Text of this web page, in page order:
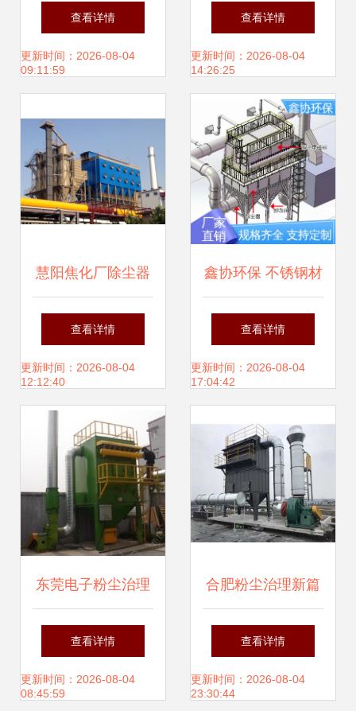
新科技攻克易燃易
爆金属粉尘治理难
查看详情
更新时间：2026-08-04
09:11:59
理 聚焦无组织排
放，助力绿色转型
查看详情
更新时间：2026-08-04
14:26:25
慧阳焦化厂除尘器
设计的先进之处 打
造粉尘治理新标杆
查看详情
更新时间：2026-08-04
12:12:40
鑫协环保 不锈钢材
质脉冲布袋除尘
器，规格多样，可
力粉尘治理
查看详情
更新时间：2026-08-04
17:04:42
东莞电子粉尘治理
利器 布袋除尘器在
安全防护中的应用
查看详情
更新时间：2026-08-04
08:45:59
合肥粉尘治理新篇
章 安徽蓝鸥以经验
与科技守护碧水蓝
查看详情
更新时间：2026-08-04
23:30:44